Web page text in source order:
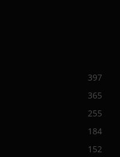
397
365
255
184
152